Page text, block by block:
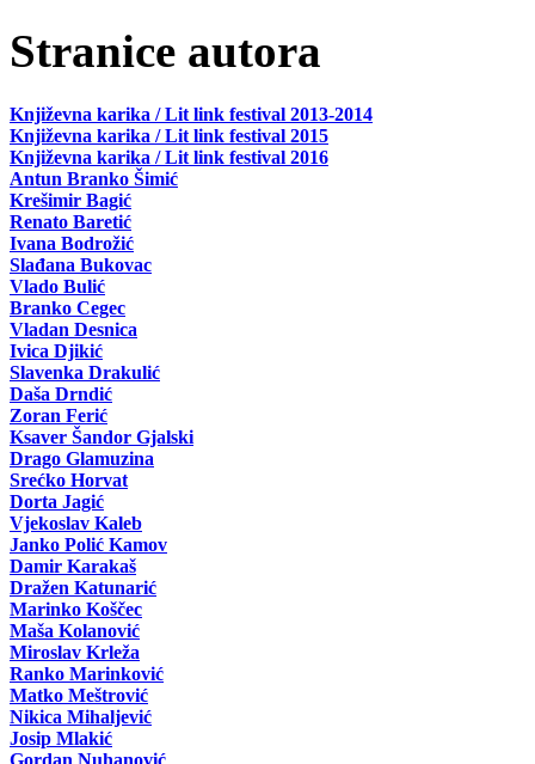
Stranice autora
Književna karika / Lit link festival 2013-2014
Književna karika / Lit link festival 2015
Književna karika / Lit link festival 2016
Antun Branko Šimić
Krešimir Bagić
Renato Baretić
Ivana Bodrožić
Slađana Bukovac
Vlado Bulić
Branko Cegec
Vladan Desnica
Ivica Djikić
Slavenka Drakulić
Daša Drndić
Zoran Ferić
Ksaver Šandor Gjalski
Drago Glamuzina
Srećko Horvat
Dorta Jagić
Vjekoslav Kaleb
Janko Polić Kamov
Damir Karakaš
Dražen Katunarić
Marinko Koščec
Maša Kolanović
Miroslav Krleža
Ranko Marinković
Matko Meštrović
Nikica Mihaljević
Josip Mlakić
Gordan Nuhanović